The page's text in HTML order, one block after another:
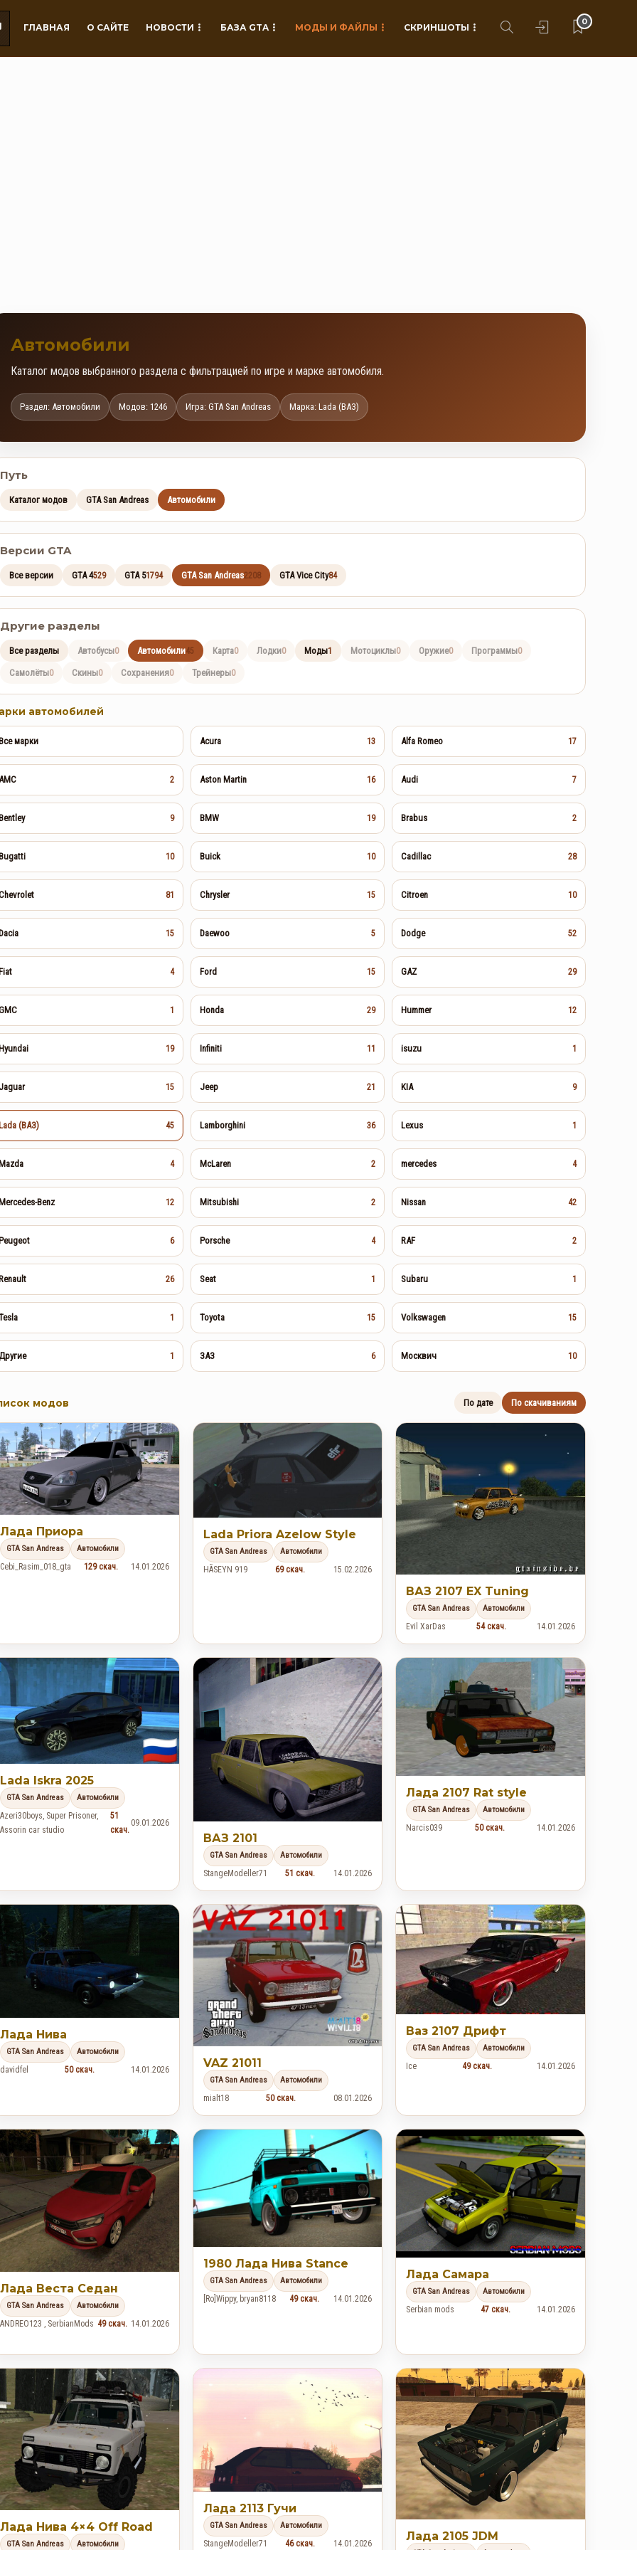
ГЛАВНАЯ О САЙТЕ НОВОСТИ БАЗА GTA МОДЫ И ФАЙЛЫ СКРИНШОТЫ
0
Автомобили
Каталог модов выбранного раздела с фильтрацией по игре и марке автомобиля.
Раздел: Автомобили Модов: 1246 Игра: GTA San Andreas Марка: Lada (ВАЗ)
Путь
Каталог модов GTA San Andreas Автомобили
Версии GTA
Все версии GTA 4529 GTA 51794 GTA San Andreas2208 GTA Vice City84
Другие разделы
Все разделы Автобусы0 Автомобили45 Карта0 Лодки0 Моды1 Мотоциклы0 Оружие0 Программы0
Самолёты0 Скины0 Сохранения0 Трейнеры0
автомобилей
марки Acura 13 Alfa Romeo 17
2 Aston Martin 16 Audi 7
9 BMW 19 Brabus 2
10 Buick 10 Cadillac 28
81 Chrysler 15 Citroen 10
15 Daewoo 5 Dodge 52
4 Ford 15 GAZ 29
1 Honda 29 Hummer 12
19 Infiniti 11 isuzu 1
15 Jeep 21 KIA 9
(ВАЗ) 45 Lamborghini 36 Lexus 1
4 McLaren 2 mercedes 4
Benz 12 Mitsubishi 2 Nissan 42
6 Porsche 4 RAF 2
26 Seat 1 Subaru 1
1 Toyota 15 Volkswagen 15
1 ЗАЗ 6 Москвич 10
модов По дате По скачиваниям
Лада Приора
GTA San Andreas Автомобили
Cebi_Rasim_018_gta 129 скач. 14.01.2026
Lada Priora Azelow Style
GTA San Andreas Автомобили
HÃSEYN 919 69 скач. 15.02.2026
ВАЗ 2107 EX Tuning
GTA San Andreas Автомобили
Evil XarDas 54 скач. 14.01.2026
Lada Iskra 2025
GTA San Andreas Автомобили
Azeri30boys, Super Prisoner,
Assorin car studio
51
скач.
09.01.2026
ВАЗ 2101
GTA San Andreas Автомобили
StangeModeller71 51 скач. 14.01.2026
Лада 2107 Rat style
GTA San Andreas Автомобили
Narcis039 50 скач. 14.01.2026
Лада Нива
GTA San Andreas Автомобили
davidfel 50 скач. 14.01.2026
VAZ 21011
GTA San Andreas Автомобили
mialt18 50 скач. 08.01.2026
Ваз 2107 Дрифт
GTA San Andreas Автомобили
Ice 49 скач. 14.01.2026
Лада Веста Седан
GTA San Andreas Автомобили
ANDREO123 , SerbianMods 49 скач. 14.01.2026
1980 Лада Нива Stance
GTA San Andreas Автомобили
[Ro]Wippy, bryan8118 49 скач. 14.01.2026
Лада Самара
GTA San Andreas Автомобили
Serbian mods 47 скач. 14.01.2026
Лада Нива 4×4 Off Road
GTA San Andreas Автомобили
Лада 2113 Гучи
GTA San Andreas Автомобили
StangeModeller71 46 скач. 14.01.2026
Лада 2105 JDM
номерной знак LS Pounders в
GTA Online на этой неделе
GTA Online: Неделя события
Cayo Summer Special — 30
0
622
устройствах с iOS 16 и ниже
0
99